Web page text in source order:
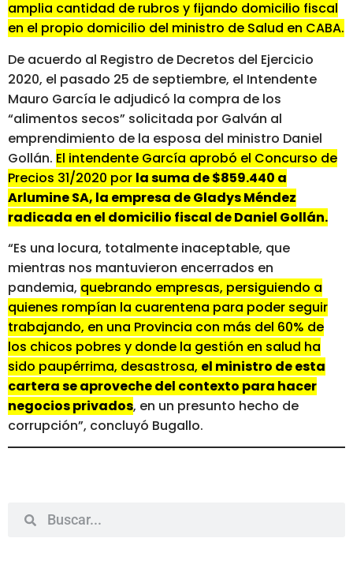
amplia cantidad de rubros y fijando domicilio fiscal
en el propio domicilio del ministro de Salud en CABA.
De acuerdo al Registro de Decretos del Ejercicio
2020, el pasado 25 de septiembre, el Intendente
Mauro García le adjudicó la compra de los
“alimentos secos” solicitada por Galván al
emprendimiento de la esposa del ministro Daniel
Gollán. El intendente García aprobó el Concurso de
Precios 31/2020 por la suma de $859.440 a
Arlumine SA, la empresa de Gladys Méndez
radicada en el domicilio fiscal de Daniel Gollán.
“Es una locura, totalmente inaceptable, que
mientras nos mantuvieron encerrados en
pandemia, quebrando empresas, persiguiendo a
quienes rompían la cuarentena para poder seguir
trabajando, en una Provincia con más del 60% de
los chicos pobres y donde la gestión en salud ha
sido paupérrima, desastrosa, el ministro de esta
cartera se aproveche del contexto para hacer
negocios privados, en un presunto hecho de
corrupción”, concluyó Bugallo.